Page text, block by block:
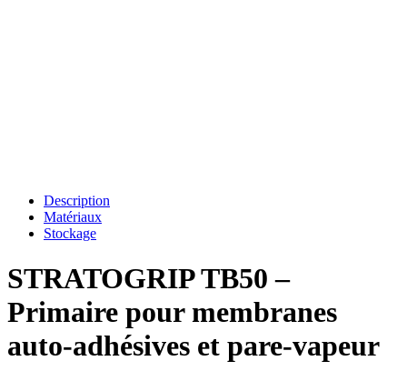
Description
Matériaux
Stockage
STRATOGRIP TB50 –
Primaire pour membranes
auto-adhésives et pare-vapeur